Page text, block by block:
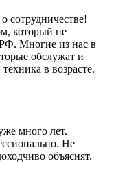
сотрудничестве!
который не
Многие из нас в
обслужат и
в возрасте.
много лет.
Не
объяснят.